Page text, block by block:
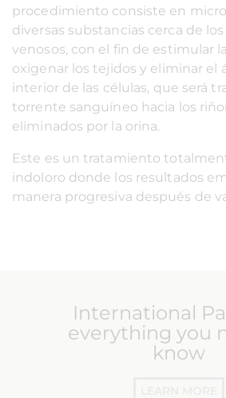
procedimiento consiste en
diversas substancias cerca de
venosos, con el fin de estimular
oxigenar los tejidos y eliminar el
interior de las células, que será
torrente sanguíneo hacia los
eliminados por la orina.
Este es un tratamiento
indoloro donde los resultados
manera progresiva después de
International
everything you
know